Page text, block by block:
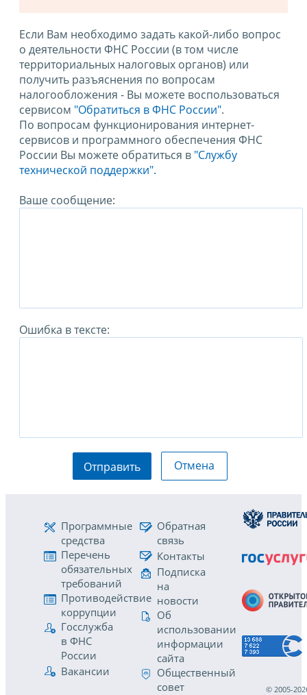
Если Вам необходимо задать какой-либо вопрос
о деятельности ФНС России (в том числе
территориальных налоговых органов) или
получить разъяснения по вопросам
налогообложения - Вы можете воспользоваться
сервисом "Обратиться в ФНС России".
По вопросам функционирования интернет-
сервисов и программного обеспечения ФНС
России Вы можете обратиться в "Службу
технической поддержки".
Ваше сообщение:
Ошибка в тексте:
Отправить Отмена
Программные
средства
Перечень
обязательных
требований
Противодействие
коррупции
Госслужба
в ФНС
России
Вакансии
Обратная
связь
Контакты
Подписка
на
новости
Об
использовании
информации
сайта
Общественный
совет
© 2005-